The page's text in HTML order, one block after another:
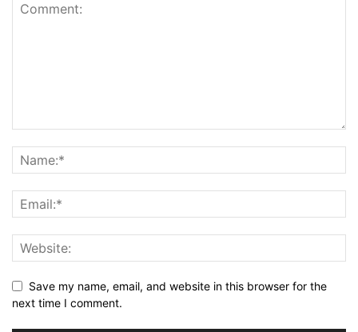
Save my name, email, and website in this browser for the
next time I comment.